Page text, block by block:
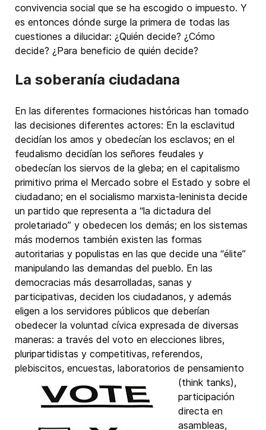
convivencia social que se ha escogido o impuesto. Y
es entonces dónde surge la primera de todas las
cuestiones a dilucidar: ¿Quién decide? ¿Cómo
decide? ¿Para beneficio de quién decide?
La soberanía ciudadana
En las diferentes formaciones históricas han tomado
las decisiones diferentes actores: En la esclavitud
decidían los amos y obedecían los esclavos; en el
feudalismo decidían los señores feudales y
obedecían los siervos de la gleba; en el capitalismo
primitivo prima el Mercado sobre el Estado y sobre el
ciudadano; en el socialismo marxista-leninista decide
un partido que representa a “la dictadura del
proletariado” y obedecen los demás; en los sistemas
más modernos también existen las formas
autoritarias y populistas en las que decide una “élite”
manipulando las demandas del pueblo. En las
democracias más desarrolladas, sanas y
participativas, deciden los ciudadanos, y además
eligen a los servidores públicos que deberían
obedecer la voluntad cívica expresada de diversas
maneras: a través del voto en elecciones libres,
pluripartidistas y competitivas, referendos,
plebiscitos, encuestas, laboratorios de pensamiento
(think tanks),
participación
directa en
asambleas,